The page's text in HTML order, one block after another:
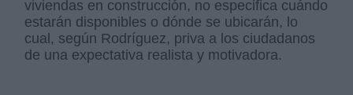
viviendas en construcción, no especifica cuándo
estarán disponibles o dónde se ubicarán, lo
cual, según Rodríguez, priva a los ciudadanos
de una expectativa realista y motivadora.